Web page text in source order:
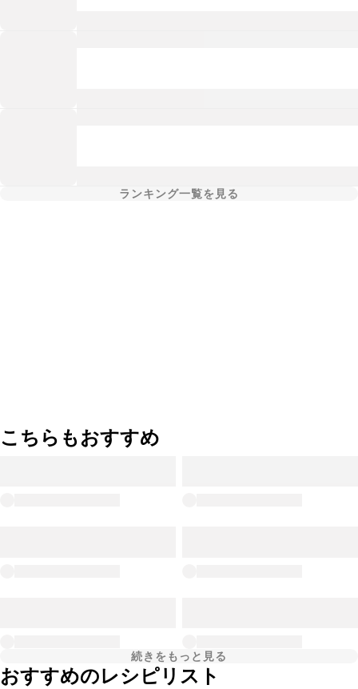
ランキング一覧を見る
こちらもおすすめ
続きをもっと見る
おすすめのレシピリスト